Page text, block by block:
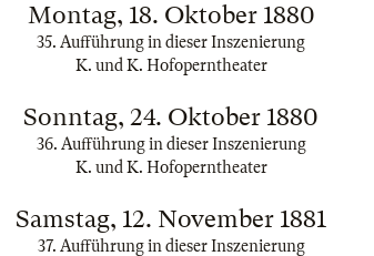
Montag, 18. Oktober 1880
35. Aufführung in dieser Inszenierung
K. und K. Hofoperntheater
Sonntag, 24. Oktober 1880
36. Aufführung in dieser Inszenierung
K. und K. Hofoperntheater
Samstag, 12. November 1881
37. Aufführung in dieser Inszenierung